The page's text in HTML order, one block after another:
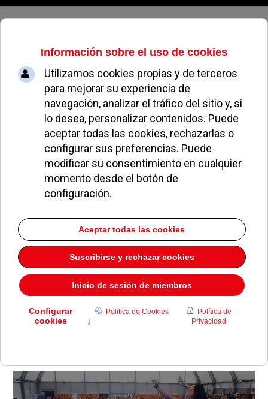
Viernes, 07 de agosto de 2026
Más de 250 participantes en el
'Zumbathon Solidario'
REDACCIÓN NOTICIAS DE POZUELO 10 NOVIEMBRE 2013
El evento ha tenido lugar en el polideportivo Valle